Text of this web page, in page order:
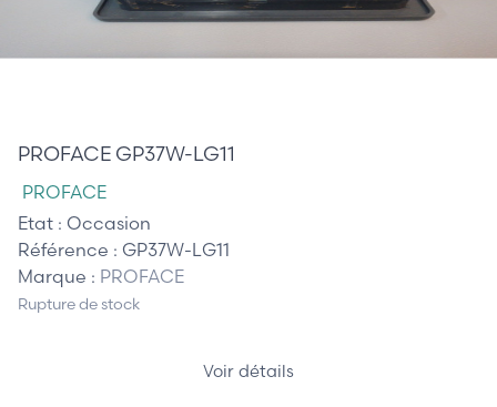
PROFACE GP37W-LG11
PROFACE
Etat : Occasion
Référence : GP37W-LG11
Marque : PROFACE
Rupture de stock
Voir détails